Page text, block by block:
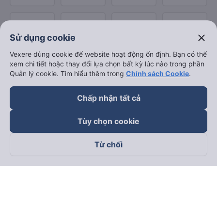
Theo dõi chúng tôi trên
Sử dụng cookie close
Vexere dùng cookie để website hoạt động ổn định. Bạn có thể
xem chi tiết hoặc thay đổi lựa chọn bất kỳ lúc nào trong phần
Quản lý cookie. Tìm hiểu thêm trong Chính sách Cookie.
Chấp nhận tất cả
Tùy chọn cookie
Từ chối